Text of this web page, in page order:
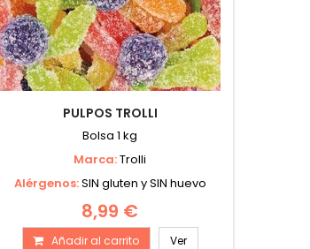
PULPOS TROLLI
Bolsa 1 kg
Marca:Trolli
Alérgenos:SIN gluten y SIN huevo
8,99 €
Añadir al carrito Ver